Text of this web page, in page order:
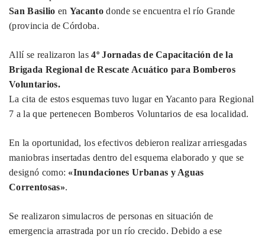
San Basilio en Yacanto donde se encuentra el río Grande
(provincia de Córdoba.
Allí se realizaron las4º Jornadas de Capacitación de la
Brigada Regional de Rescate Acuático para Bomberos
Voluntarios.
La cita de estos esquemas tuvo lugar en Yacanto para Regional
7 a la que pertenecen Bomberos Voluntarios de esa localidad.
En la oportunidad, los efectivos debieron realizar arriesgadas
maniobras insertadas dentro del esquema elaborado y que se
designó como: «Inundaciones Urbanas y Aguas
Correntosas».
Se realizaron simulacros de personas en situación de
emergencia arrastrada por un río crecido. Debido a ese